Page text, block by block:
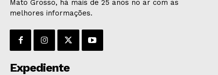
Mato Grosso, há mais de 25 anos no ar com as
melhores informações.
Expediente